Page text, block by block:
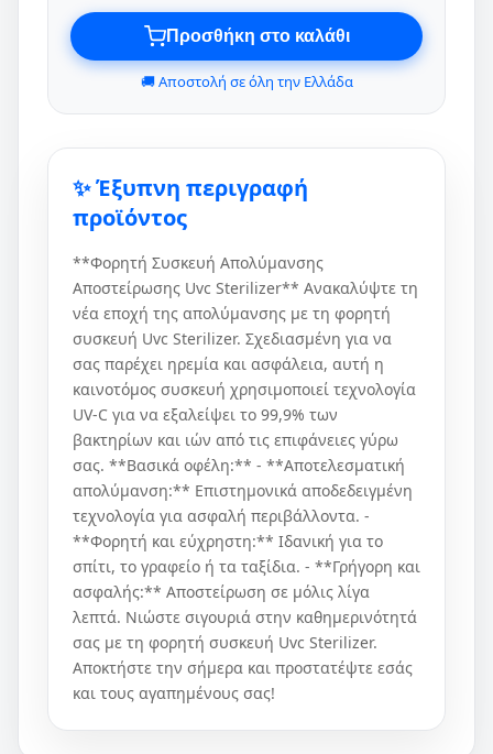
Προσθήκη στο καλάθι
🚚 Αποστολή σε όλη την Ελλάδα
✨ Έξυπνη περιγραφή
προϊόντος
**Φορητή Συσκευή Απολύμανσης
Αποστείρωσης Uvc Sterilizer** Ανακαλύψτε τη
νέα εποχή της απολύμανσης με τη φορητή
συσκευή Uvc Sterilizer. Σχεδιασμένη για να
σας παρέχει ηρεμία και ασφάλεια, αυτή η
καινοτόμος συσκευή χρησιμοποιεί τεχνολογία
UV-C για να εξαλείψει το 99,9% των
βακτηρίων και ιών από τις επιφάνειες γύρω
σας. **Βασικά οφέλη:** - **Αποτελεσματική
απολύμανση:** Επιστημονικά αποδεδειγμένη
τεχνολογία για ασφαλή περιβάλλοντα. -
**Φορητή και εύχρηστη:** Ιδανική για το
σπίτι, το γραφείο ή τα ταξίδια. - **Γρήγορη και
ασφαλής:** Αποστείρωση σε μόλις λίγα
λεπτά. Νιώστε σιγουριά στην καθημερινότητά
σας με τη φορητή συσκευή Uvc Sterilizer.
Αποκτήστε την σήμερα και προστατέψτε εσάς
και τους αγαπημένους σας!